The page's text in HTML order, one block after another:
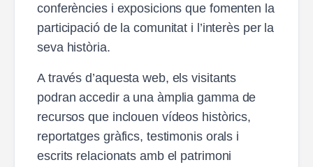
conferències i exposicions que fomenten la
participació de la comunitat i l’interès per la
seva història.
A través d’aquesta web, els visitants
podran accedir a una àmplia gamma de
recursos que inclouen vídeos històrics,
reportatges gràfics, testimonis orals i
escrits relacionats amb el patrimoni